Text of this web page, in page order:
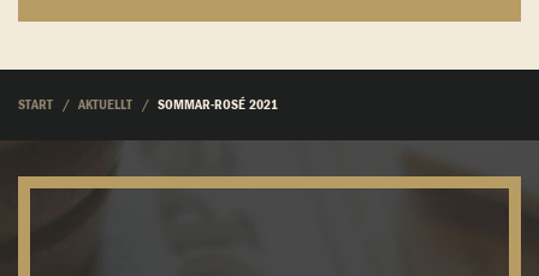
START AKTUELLT SOMMAR-ROSÉ 2021